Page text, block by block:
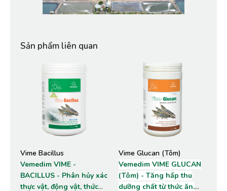
Sản phẩm liên quan
Vime Bacillus
Vemedim VIME -
BACILLUS - Phân hủy xác
thực vật, động vật, thức
Vime Glucan (Tôm)
Vemedim VIME GLUCAN
(Tôm) - Tăng hấp thu
dưỡng chất từ thức ăn.